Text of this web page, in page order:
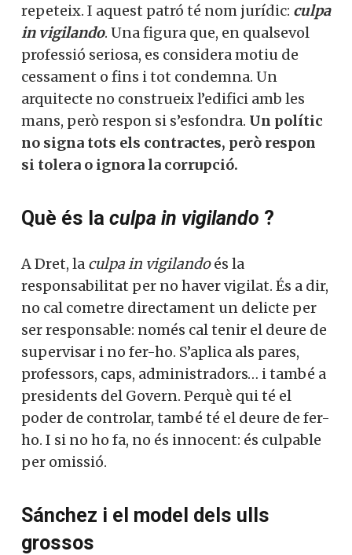
repeteix. I aquest patró té nom jurídic: culpa
in vigilando. Una figura que, en qualsevol
professió seriosa, es considera motiu de
cessament o fins i tot condemna. Un
arquitecte no construeix l’edifici amb les
mans, però respon si s’esfondra. Un polític
no signa tots els contractes, però respon
si tolera o ignora la corrupció.
Què és la culpa in vigilando ?
A Dret, la culpa in vigilandoés la
responsabilitat per no haver vigilat. És a dir,
no cal cometre directament un delicte per
ser responsable: només cal tenir el deure de
supervisar i no fer-ho. S’aplica als pares,
professors, caps, administradors… i també a
presidents del Govern. Perquè qui té el
poder de controlar, també té el deure de fer-
ho. I si no ho fa, no és innocent: és culpable
per omissió.
Sánchez i el model dels ulls
grossos